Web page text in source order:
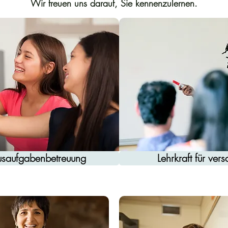
Wir freuen uns darauf, Sie kennenzulernen.
Lehrkraft für